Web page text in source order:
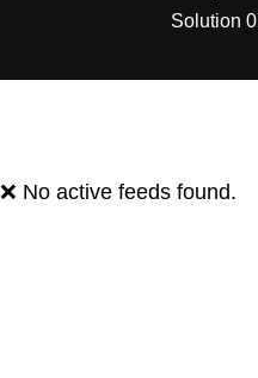
Solution
❌ No active feeds found.